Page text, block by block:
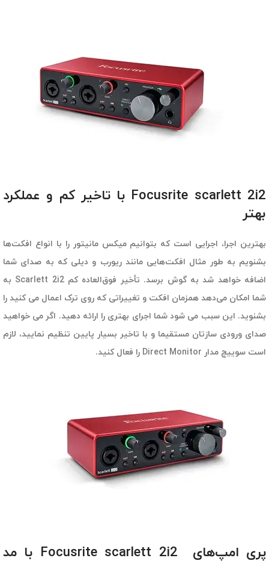
Focusrite scarlett 2i2 با تاخیر کم و عملکرد
بهتر
بهترین اجرا، اجرایی است که بتوانیم میکس مانیتور را با انواع افکت‌ها
بشنویم به طور مثال افکت‌هایی مانند ریورب و دیلی که به صدای شما
اضافه خواهد شد به گوش برسد. تأخیر فوق‌العاده کم Scarlett 2i2 به
شما امکان می‌دهد همزمان افکت و تغییراتی که روی ترک اعمال می کنید را
بشنوید. این سبب می شود شما اجرای بهتری را ارائه دهید. اگر می خواهید
صدای ورودی سازتان مستقیما و با تاخیر بسیار پایین تنظیم نمایید، لازم
است سوییچ مدار Direct Monitor را فعال کنید.
پری امپ‌های Focusrite scarlett 2i2 با مد